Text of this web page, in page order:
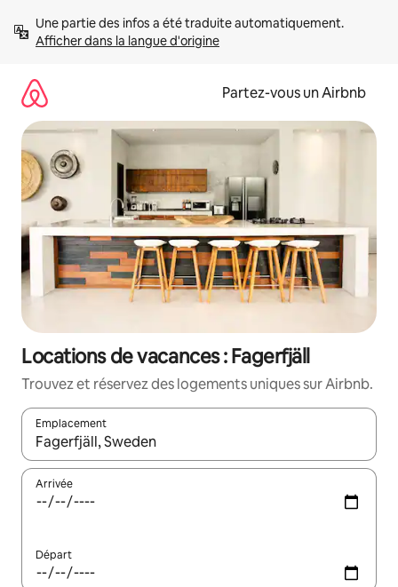
directement
Afficher dans la langue d'origine
Partez-vous un Airbnb
Locations de vacances : Fagerfjäll
Trouvez et réservez des logements uniques sur Airbnb.
Emplacement
Quand les résultats sont affichés, parcourez-les en utilisant
Arrivée
Départ